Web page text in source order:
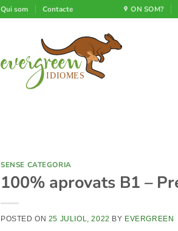
Qui som Contacte ON SOM?
SENSE CATEGORIA
100% aprovats B1 –
POSTED ON 25 JULIOL, 2022 BY EVERGREEN